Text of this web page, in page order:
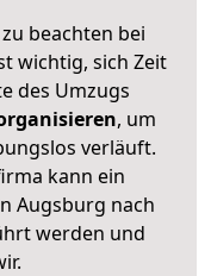
beachten bei
wichtig, sich Zeit
des Umzugs
, um
verläuft.
kann ein
Augsburg nach
werden und